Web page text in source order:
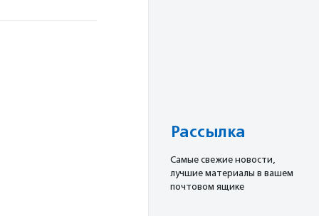
Рассылка
Cамые свежие новости,
лучшие материалы в вашем
почтовом ящике